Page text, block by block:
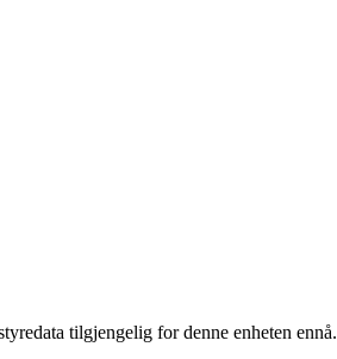
tilgjengelig for denne enheten ennå.